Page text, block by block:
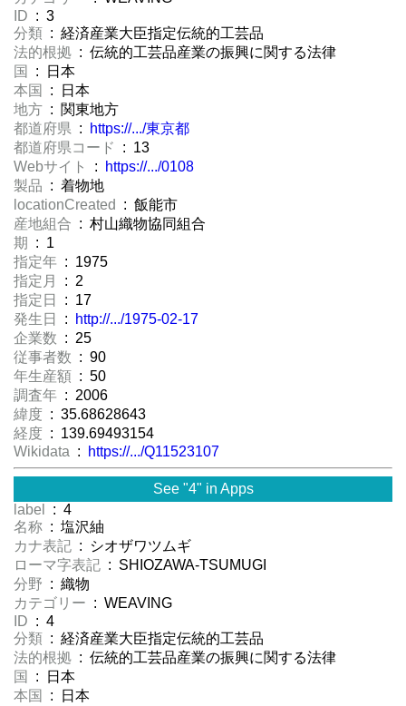
ID : 3
分類 : 経済産業大臣指定伝統的工芸品
法的根拠 : 伝統的工芸品産業の振興に関する法律
国
: 日本
本国
: 日本
地方 : 関東地方
都道府県 :
https://.../東京都
都道府県コード
: 13
Webサイト
:
https://.../0108
製品 : 着物地
locationCreated
: 飯能市
産地組合 : 村山織物協同組合
期
: 1
指定年 : 1975
指定月
: 2
指定日
: 17
発生日
:
http://.../1975-02-17
企業数 : 25
従事者数 : 90
年生産額 : 50
調査年 : 2006
緯度 : 35.68628643
経度 : 139.69493154
Wikidata : https://.../Q11523107
See "4" in Apps
label
: 4
名称 : 塩沢紬
カナ表記 : シオザワツムギ
ローマ字表記 : SHIOZAWA-TSUMUGI
分野 : 織物
カテゴリー : WEAVING
ID : 4
分類 : 経済産業大臣指定伝統的工芸品
法的根拠 : 伝統的工芸品産業の振興に関する法律
国
: 日本
本国
: 日本